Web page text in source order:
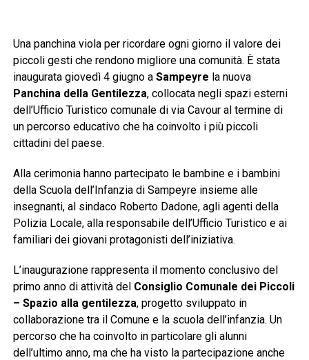
Una panchina viola per ricordare ogni giorno il valore dei
piccoli gesti che rendono migliore una comunità. È stata
inaugurata giovedì 4 giugno a Sampeyre la nuova
Panchina della Gentilezza, collocata negli spazi esterni
dell’Ufficio Turistico comunale di via Cavour al termine di
un percorso educativo che ha coinvolto i più piccoli
cittadini del paese.
Alla cerimonia hanno partecipato le bambine e i bambini
della Scuola dell’Infanzia di Sampeyre insieme alle
insegnanti, al sindaco Roberto Dadone, agli agenti della
Polizia Locale, alla responsabile dell’Ufficio Turistico e ai
familiari dei giovani protagonisti dell’iniziativa.
L’inaugurazione rappresenta il momento conclusivo del
primo anno di attività del Consiglio Comunale dei Piccoli
– Spazio alla gentilezza, progetto sviluppato in
collaborazione tra il Comune e la scuola dell’infanzia. Un
percorso che ha coinvolto in particolare gli alunni
dell’ultimo anno, ma che ha visto la partecipazione anche